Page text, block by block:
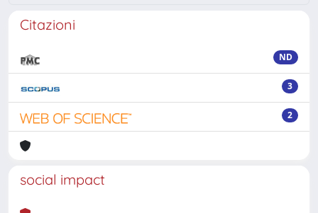
Citazioni
ND
3
2
social impact